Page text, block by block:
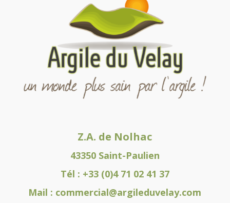
Z.A. de Nolhac
43350 Saint-Paulien
Tél : +33 (0)4 71 02 41 37
Mail : commercial@argileduvelay.com